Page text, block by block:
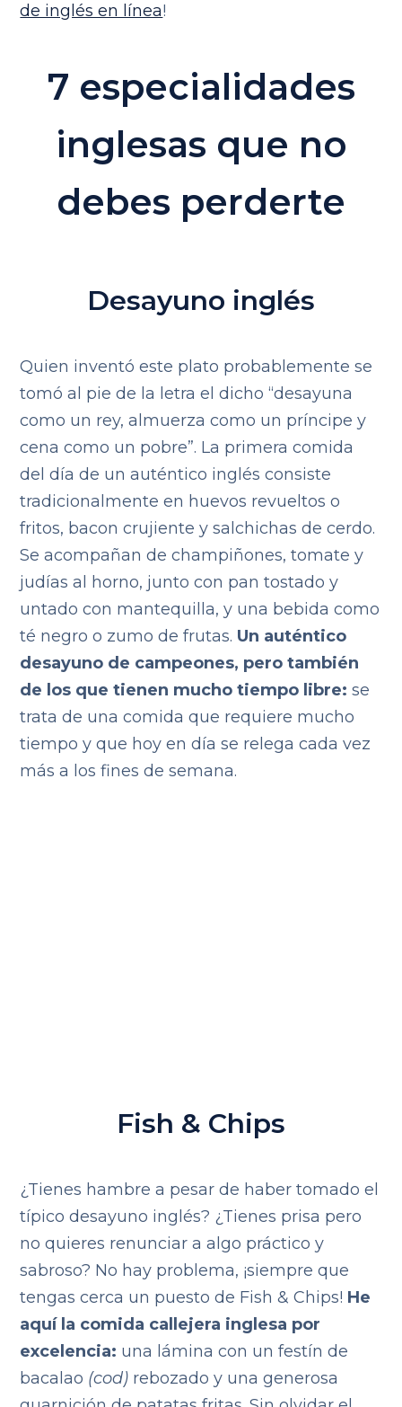
de inglés en línea!
7 especialidades
inglesas que no
debes perderte
Desayuno inglés
Quien inventó este plato probablemente se
tomó al pie de la letra el dicho “desayuna
como un rey, almuerza como un príncipe y
cena como un pobre”. La primera comida
del día de un auténtico inglés consiste
tradicionalmente en huevos revueltos o
fritos, bacon crujiente y salchichas de cerdo.
Se acompañan de champiñones, tomate y
judías al horno, junto con pan tostado y
untado con mantequilla, y una bebida como
té negro o zumo de frutas. Un auténtico
desayuno de campeones, pero también
de los que tienen mucho tiempo libre:se
trata de una comida que requiere mucho
tiempo y que hoy en día se relega cada vez
más a los fines de semana.
Fish & Chips
¿Tienes hambre a pesar de haber tomado el
típico desayuno inglés? ¿Tienes prisa pero
no quieres renunciar a algo práctico y
sabroso? No hay problema, ¡siempre que
tengas cerca un puesto de Fish & Chips! He
aquí la comida callejera inglesa por
excelencia: una lámina con un festín de
bacalao (cod) rebozado y una generosa